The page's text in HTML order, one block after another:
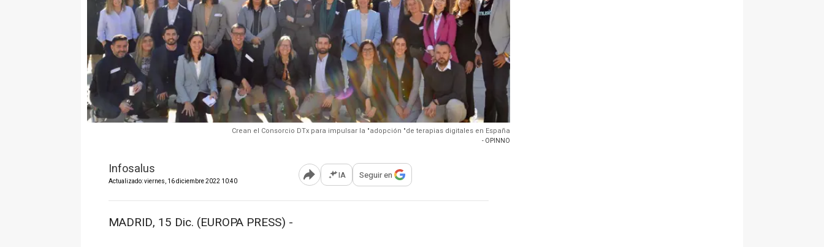
Crean el Consorcio DTx para impulsar la "adopción "de terapias digitales en España
- OPINNO
Infosalus
Actualizado: viernes, 16 diciembre 2022 10:40 Abrir opciones para compartir
IA Seguir en
MADRID, 15 Dic. (EUROPA PRESS) -